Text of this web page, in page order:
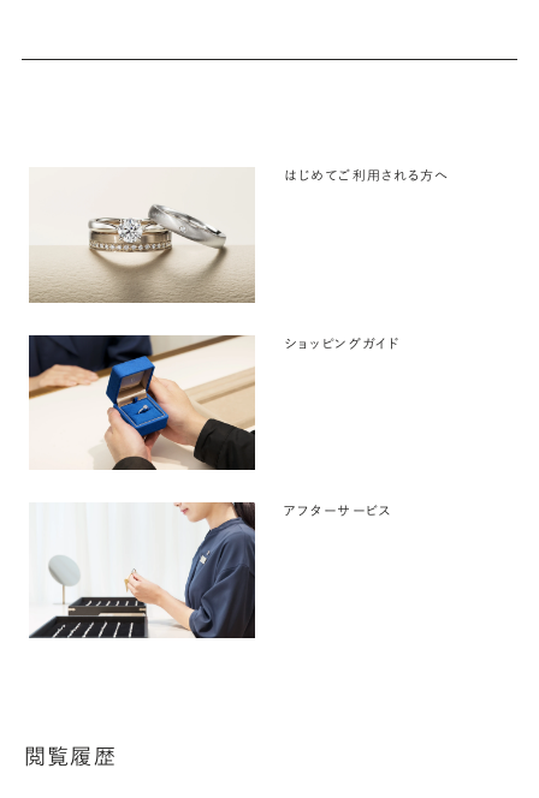
はじめてご利用される方へ
ショッピングガイド
アフターサービス
閲覧履歴